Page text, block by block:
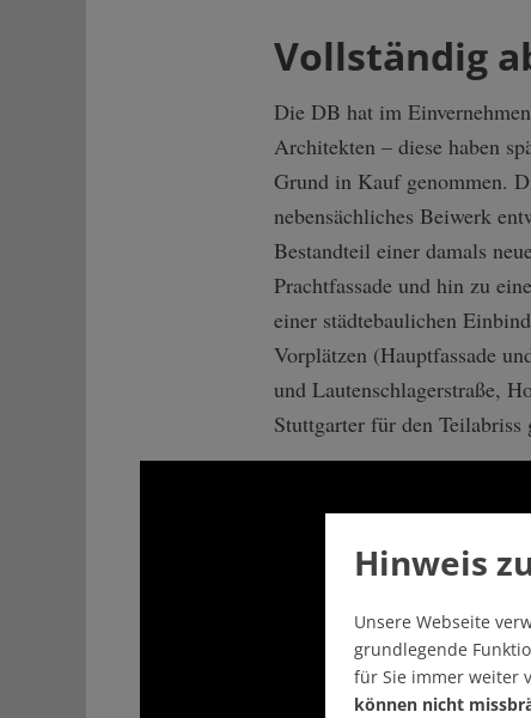
Vollständig
Die DB hat im
Architekten – diese haben
Grund in Kauf genommen.
nebensächliches Beiwerk
Bestandteil einer damals
Prachtfassade und hin zu
einer städtebaulichen
Vorplätzen (Hauptfassade
und Lautenschlagerstraße,
Stuttgarter für den Teilabriss
Hinweis
Unsere Webseite
grundlegende
für Sie immer weiter
können nicht